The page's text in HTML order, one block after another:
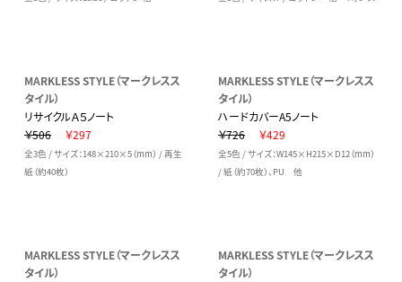
MARKLESS STYLE（マークレスス
タイル）
リサイクルＡ５ノート
￥506
￥297
全3色 / サイズ：148×210×5（mm） / 再生
紙（約40枚）
MARKLESS STYLE（マークレスス
タイル）
ハードカバーA5ノート
￥726
￥429
全5色 / サイズ：W145×H215×D12（mm）
/ 紙（約70枚）、PU 他
MARKLESS STYLE（マークレスス
タイル）
MARKLESS STYLE（マークレスス
タイル）